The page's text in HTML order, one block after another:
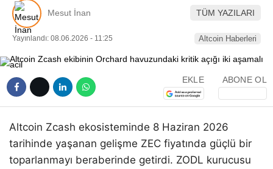
Mesut İnan TÜM YAZILARI
Yayınlandı: 08.06.2026 - 11:25 Altcoin Haberleri
EKLE ABONE OL
Altcoin Zcash ekosisteminde 8 Haziran 2026
tarihinde yaşanan gelişme ZEC fiyatında güçlü bir
toparlanmayı beraberinde getirdi. ZODL kurucusu